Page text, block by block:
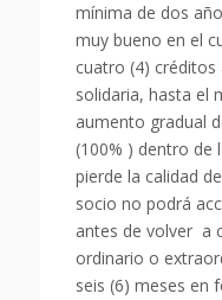
mínima de dos
muy bueno en el
cuatro (4)
solidaria, hasta el
aumento gradual
(100% ) dentro de
pierde la calidad
socio no podrá
antes de volver a
ordinario o
seis (6) meses en